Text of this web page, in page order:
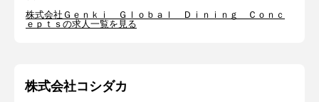
株式会社Ｇｅｎｋｉ Ｇｌｏｂａｌ Ｄｉｎｉｎｇ Ｃｏｎｃ
ｅｐｔｓの求人一覧を見る
株式会社コシダカ